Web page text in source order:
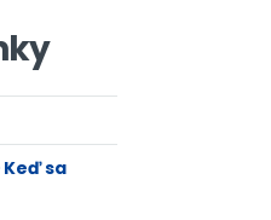
Keď sa